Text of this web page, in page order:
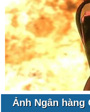
Ảnh Ngân hàng